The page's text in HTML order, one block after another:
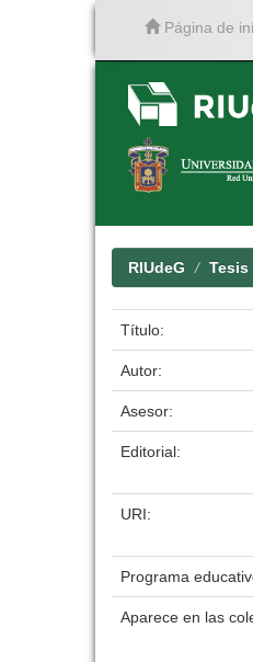
Página de
RIUdeG Tesis
Título:
Autor:
Asesor:
Editorial:
URI:
Programa
Aparece en las